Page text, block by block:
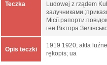
Teczka
Ludowej z rządem
ген.Віктора
Opis teczki
1919 1920; akta
rękopis; ua